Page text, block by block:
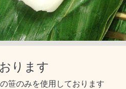
ります
笹のみを使用しております